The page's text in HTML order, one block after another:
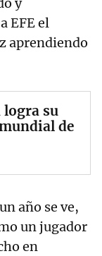
EFE el
aprendiendo
logra su
de
año se ve,
un jugador
en